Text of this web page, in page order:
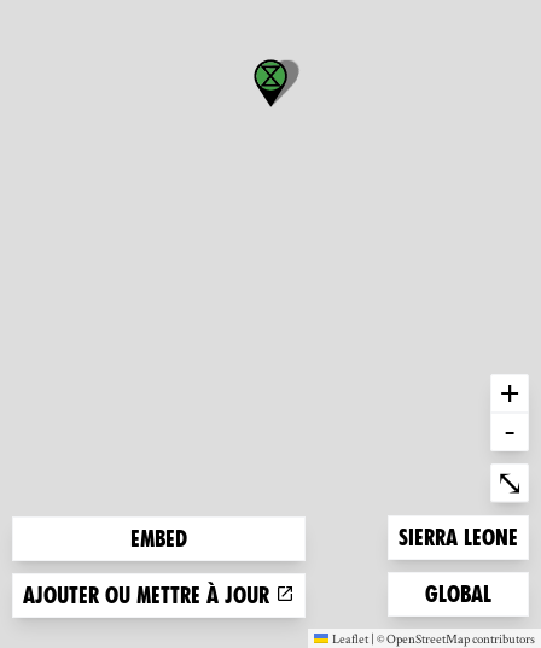
Embed
Ajouter ou mettre à jour
+
-
⤡
Zoom to
Sierra Leone
Zoom to
Global
Leaflet | ©OpenStreetMapcontributors